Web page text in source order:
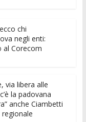
k
e
dI
di
vi
chi
negli enti:
al Corecom
via libera alle
la padovana
anche Ciambetti